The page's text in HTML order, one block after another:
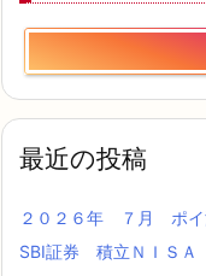
最近の投稿
２０２６年 ７月 ポイ
SBI証券 積立ＮＩＳ